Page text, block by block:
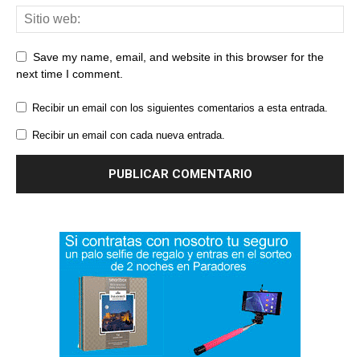
Save my name, email, and website in this browser for the
next time I comment.
Recibir un email con los siguientes comentarios a esta entrada.
Recibir un email con cada nueva entrada.